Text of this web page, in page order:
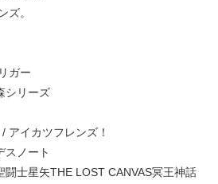
ズ。
ガー
シリーズ
アイカツフレンズ！
スノート
闘士星矢THE LOST CANVAS冥王神話